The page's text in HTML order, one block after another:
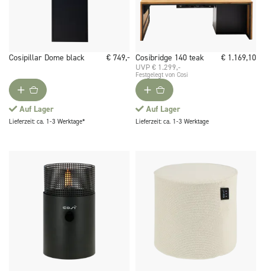
Cosipillar Dome black € 749,-
Auf Lager
Lieferzeit: ca. 1-3 Werktage*
Cosibridge 140 teak € 1.169,10
UVP € 1.299,-
Festgelegt von Cosi
Auf Lager
Lieferzeit: ca. 1-3 Werktage